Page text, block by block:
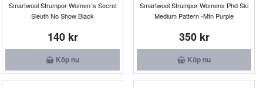
Smartwool Strumpor Women´s Secret
Sleuth No Show Black
140 kr
Köp nu
Smartwool Strumpor Womens Phd Ski
Medium Pattern -Mtn Purple
350 kr
Köp nu